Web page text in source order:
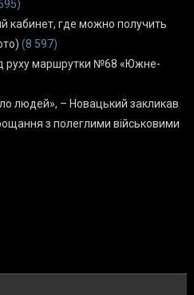
кабинет, где можно получить
(8 597)
руху маршрутки №68 «Южне-
людей», – Новацький закликав
з полеглими військовими